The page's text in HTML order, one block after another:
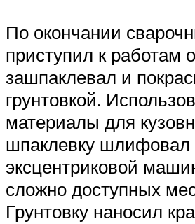
По окончании
приступил к работам
зашпаклевал и
грунтовкой.
материалы для
шпаклевку шлифовал
эксцентриковой
сложно доступных
Грунтовку наносил